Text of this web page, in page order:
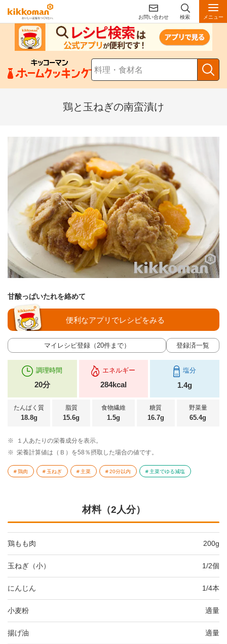
お問い合わせ 検索 メニュー
鶏と玉ねぎの南蛮漬け
甘酸っぱいたれを絡めて
マイレシピ登録（20件まで） 登録済一覧
便利なアプリでレシピをみる
調理時間
20分
エネルギー
284kcal
塩分
1.4g
たんぱく質
18.8g
脂質
15.6g
食物繊維
1.5g
糖質
16.7g
野菜量
65.4g
※
１人あたりの栄養成分を表示。
※ 栄養計算値は（Ｂ）を58％摂取した場合の値です。
鶏肉 玉ねぎ 主菜 20分以内 主菜でゆる減塩
材料（2人分）
鶏もも肉 200g
玉ねぎ（小） 1/2個
にんじん 1/4本
小麦粉 適量
揚げ油 適量